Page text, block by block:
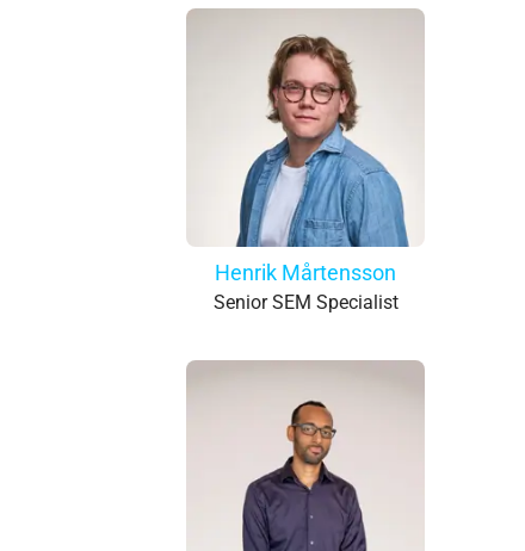
Henrik Mårtensson
Senior SEM Specialist